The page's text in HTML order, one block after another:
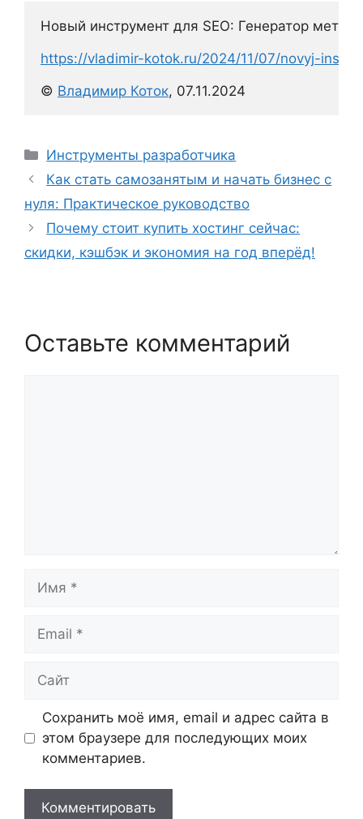
Новый инструмент для SEO: Генератор мета-
https://vladimir-kotok.ru/2024/11/07/novyj-
© Владимир Коток, 07.11.2024
Рубрики
Инструменты разработчика
Как стать самозанятым и начать бизнес с
нуля: Практическое руководство
Почему стоит купить хостинг сейчас:
скидки, кэшбэк и экономия на год вперёд!
Оставьте комментарий
Сохранить моё имя, email и адрес сайта в
этом браузере для последующих моих
комментариев.